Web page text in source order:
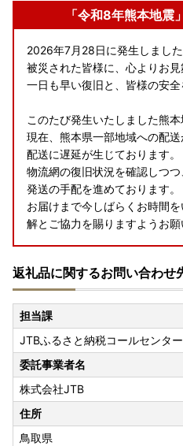
「令和8年熊本地震
2026年7月28日に発生しまし
被災された皆様に、心よりお見
一日も早い復旧と、皆様の安全
このたび発生いたしました熊本
現在、熊本県一部地域への配
配送に遅延が生じております。
物流網の復旧状況を確認しつ
発送の手配を進めております。
お届けまで今しばらくお時間
解とご協力を賜りますようお願
返礼品に関するお問い合わせ
担当課
JTBふるさと納税コールセンター
委託事業者名
株式会社JTB
住所
鳥取県